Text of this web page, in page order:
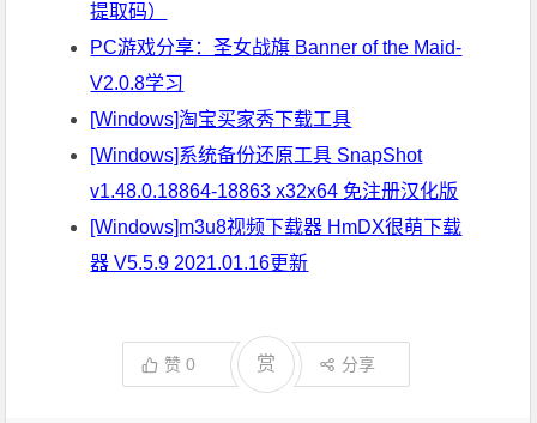
提取码）
PC游戏分享：圣女战旗 Banner of the Maid-
V2.0.8学习
[Windows]淘宝买家秀下载工具
[Windows]系统备份还原工具 SnapShot
v1.48.0.18864-18863 x32x64 免注册汉化版
[Windows]m3u8视频下载器 HmDX很萌下载
器 V5.5.9 2021.01.16更新
赞0 赏 分享